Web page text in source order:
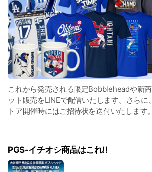
これから発売される限定Bobbleheadや新
ット販売をLINEで配信いたします。さらに
トア開催時にはご招待状を送付いたします。
PGS-イチオシ商品はこれ‼︎